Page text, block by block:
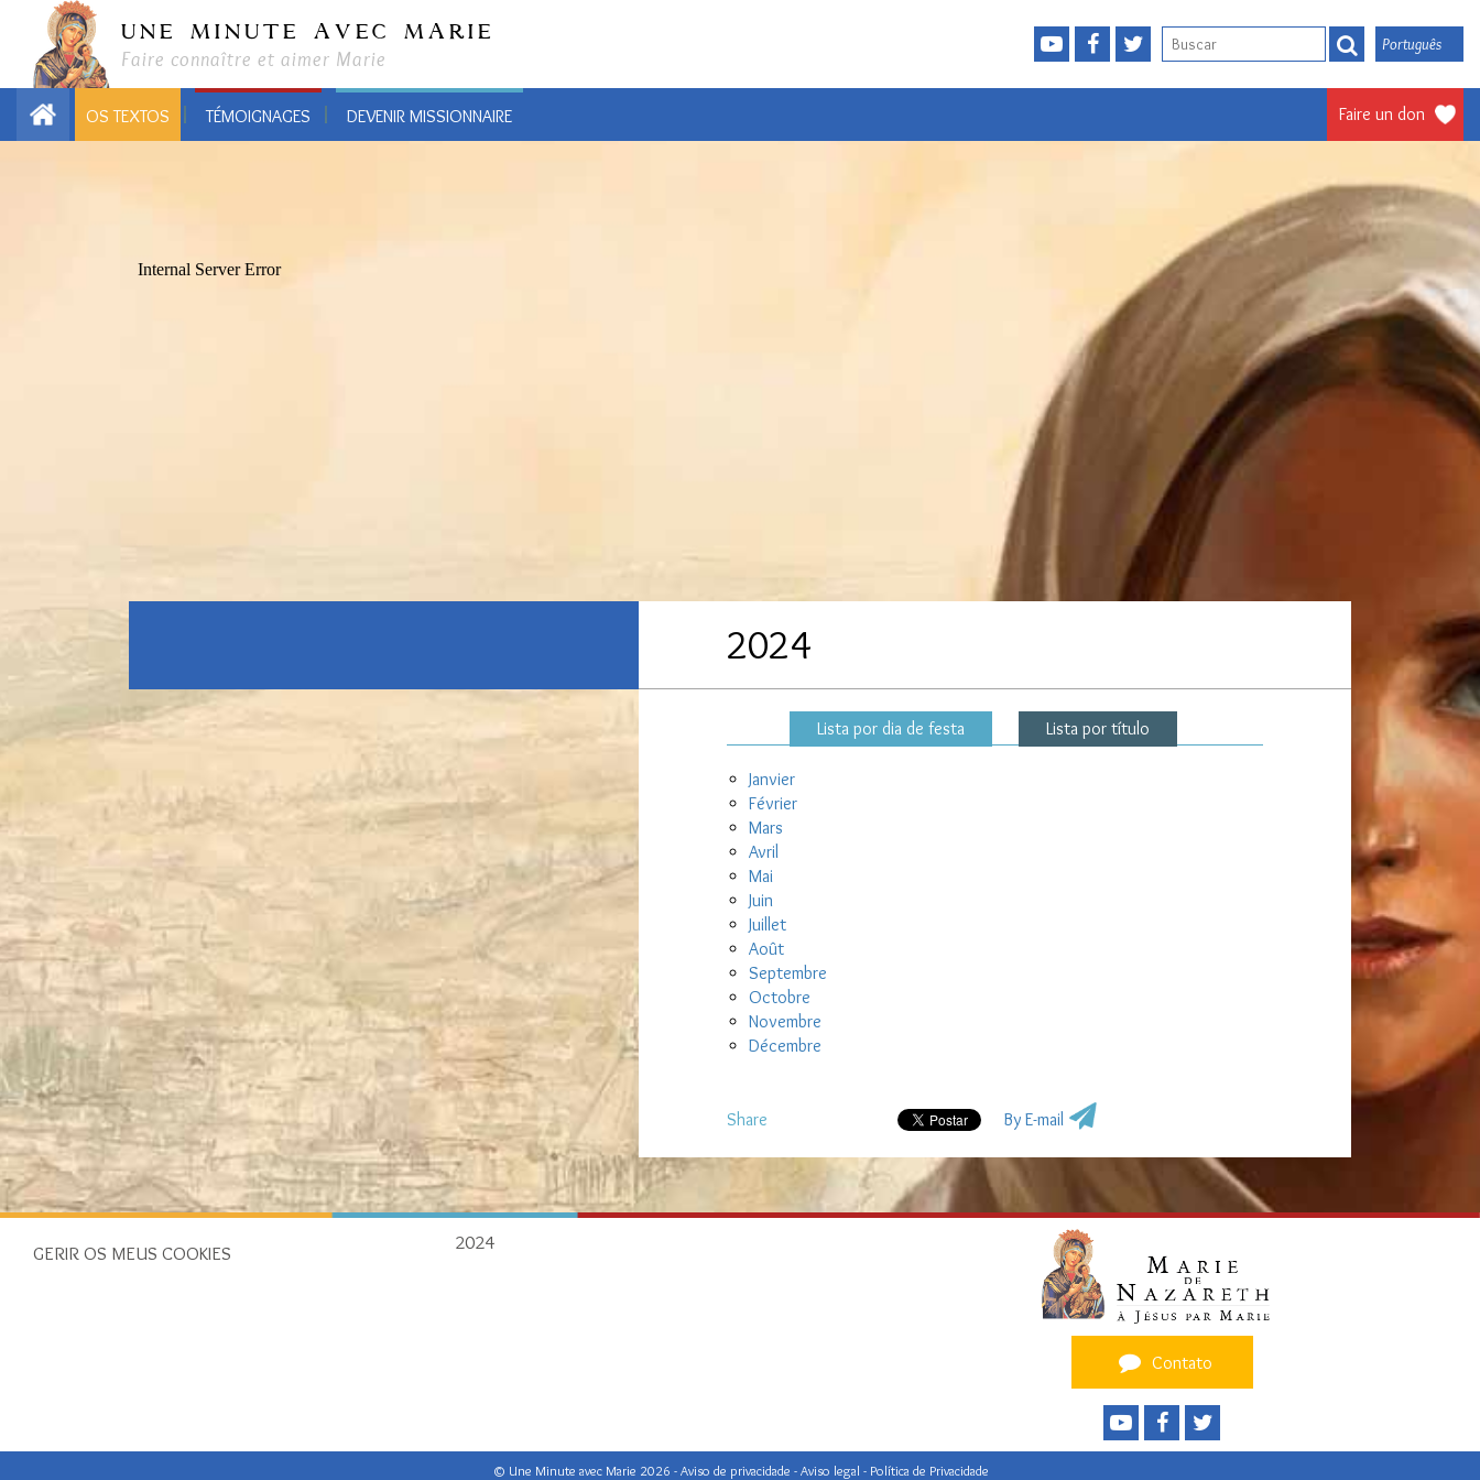
UNE MINUTE AVEC MARIE
Faire connaître et aimer Marie
Português
Faire un don
OS TEXTOS TÉMOIGNAGES DEVENIR MISSIONNAIRE
2024
Lista por dia de festa Lista por título
Janvier
Février
Mars
Avril
Mai
Juin
Juillet
Août
Septembre
Octobre
Novembre
Décembre
Share By E-mail
GERIR OS MEUS COOKIES 2024
Contato
© Une Minute avec Marie 2026 - Aviso de privacidade - Aviso legal - Política de Privacidade